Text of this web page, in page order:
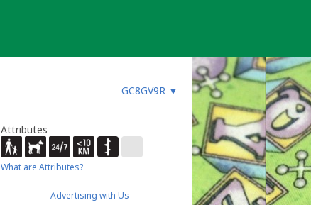
GC8GV9R ▼
Attributes
What are Attributes?
Advertising with Us